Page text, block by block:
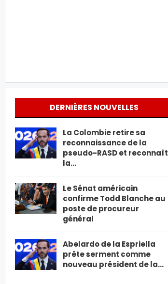
DERNIÈRES NOUVELLES
La Colombie retire sa
reconnaissance de la
pseudo-RASD et reconnaît
la…
Le Sénat américain
confirme Todd Blanche au
poste de procureur
général
Abelardo de la Espriella
prête serment comme
nouveau président de la…